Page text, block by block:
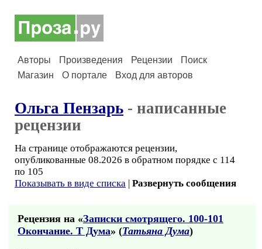
Авторы Произведения Рецензии
Поиск
Магазин
О портале Вход для авторов
Ольга Пензарь - написанные
рецензии
На странице отображаются рецензии,
опубликованные 08.2026 в обратном порядке с 114
по 105
Показывать в виде списка | Развернуть сообщения
Рецензия на «Записки смотрящего. 100-101
Окончание. Т Дума» (Татьяна Дума)